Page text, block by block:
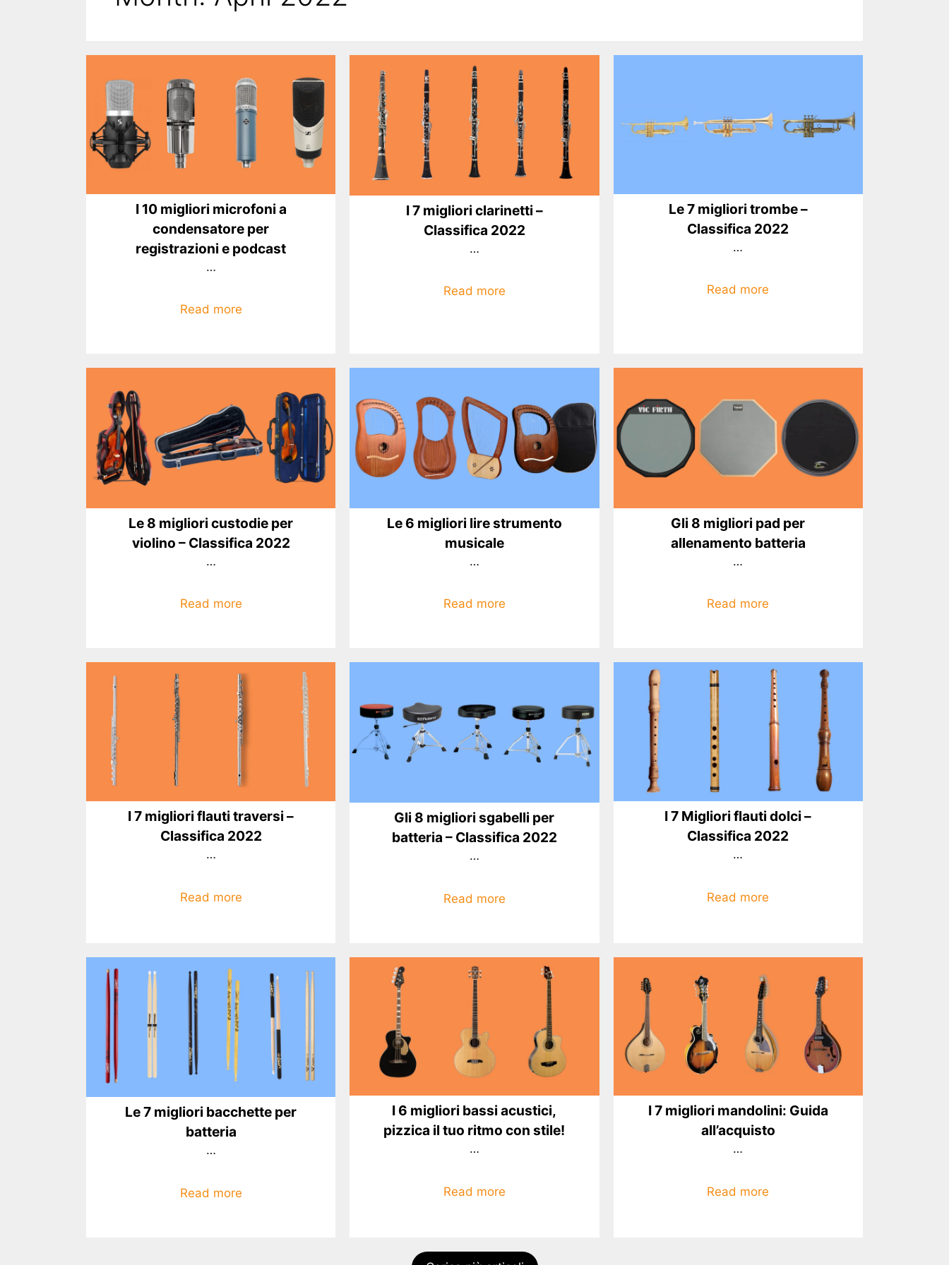
I 10 migliori microfoni a
condensatore per
registrazioni e podcast
…
Read more
I 7 migliori clarinetti –
Classifica 2022
…
Read more
Le 7 migliori trombe –
Classifica 2022
…
Read more
Le 8 migliori custodie per
violino – Classifica 2022
…
Read more
Le 6 migliori lire strumento
musicale
…
Read more
Gli 8 migliori pad per
allenamento batteria
…
Read more
I 7 migliori flauti traversi –
Classifica 2022
…
Read more
Gli 8 migliori sgabelli per
batteria – Classifica 2022
…
Read more
I 7 Migliori flauti dolci –
Classifica 2022
…
Read more
Le 7 migliori bacchette per
batteria
…
Read more
I 6 migliori bassi acustici,
pizzica il tuo ritmo con stile!
…
Read more
I 7 migliori mandolini: Guida
all’acquisto
…
Read more